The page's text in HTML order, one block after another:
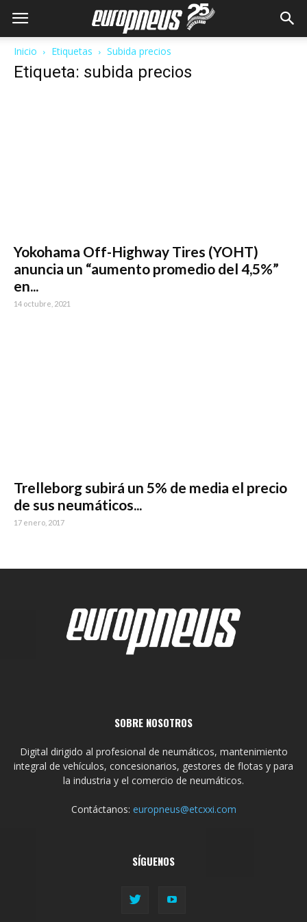
Inicio Etiquetas Subida precios
Etiqueta: subida precios
Yokohama Off-Highway Tires (YOHT)
anuncia un “aumento promedio del 4,5%”
en...
14 octubre, 2021
Trelleborg subirá un 5% de media el precio
de sus neumáticos...
17 enero, 2017
SOBRE NOSOTROS
Digital dirigido al profesional de neumáticos, mantenimiento
integral de vehículos, concesionarios, gestores de flotas y para
la industria y el comercio de neumáticos.
Contáctanos: europneus@etcxxi.com
SÍGUENOS